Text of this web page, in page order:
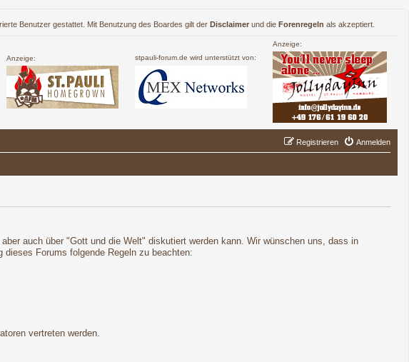
Benutzer gestattet. Mit Benutzung des Boardes gilt der Disclaimer und die Forenregeln als akzeptiert.
Anzeige: stpauli-forum.de wird unterstützt von:
Anzeige:
Anmelden
Registrieren
auch über "Gott und die Welt" diskutiert werden kann. Wir wünschen uns, dass in
Forums folgende Regeln zu beachten:
vertreten werden.